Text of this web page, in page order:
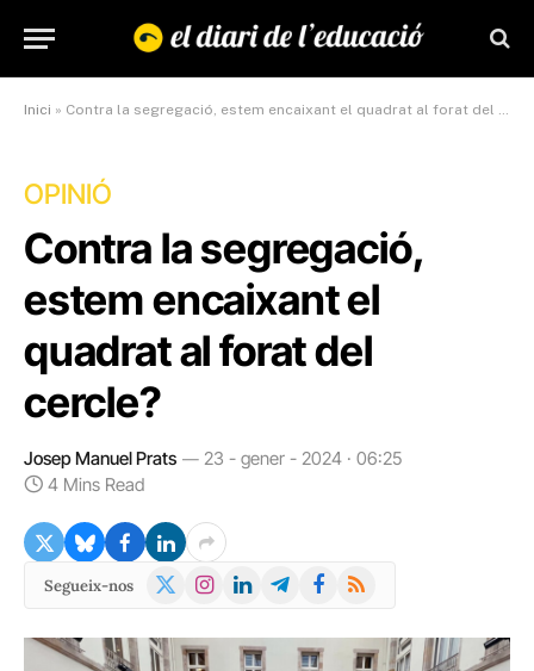
Inici » Contra la segregació, estem encaixant el quadrat al forat del cercle?
OPINIÓ
Contra la segregació,
estem encaixant el
quadrat al forat del
cercle?
Josep Manuel Prats
23 - gener - 2024 · 06:25
4 Mins Read
Segueix-nos
X
Instagram
LinkedInTelegramFacebook
RSS